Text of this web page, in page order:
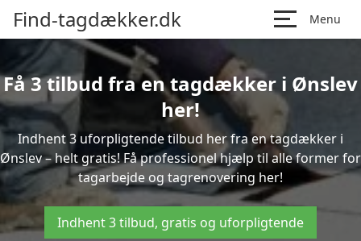
Find-tagdækker.dk Menu
Få 3 tilbud fra en tagdækker i Ønslev
her!
Indhent 3 uforpligtende tilbud her fra en tagdækker i
Ønslev – helt gratis! Få professionel hjælp til alle former for
tagarbejde og tagrenovering her!
Indhent 3 tilbud, gratis og uforpligtende